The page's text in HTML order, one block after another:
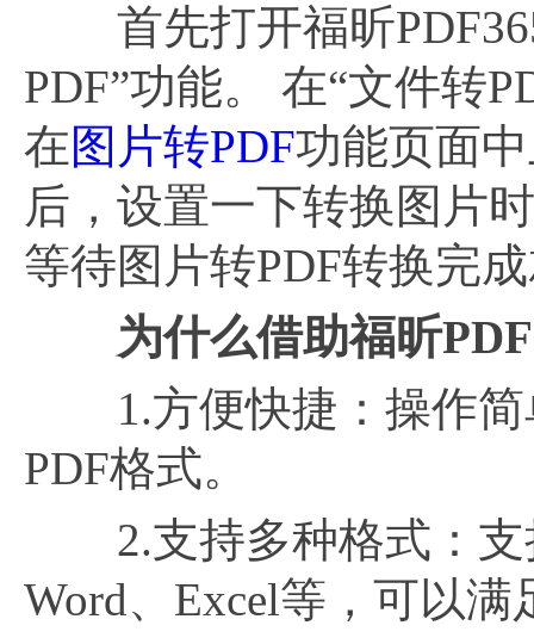
首先打开福昕
PDF”功能。 在“文件转
在图片转PDF功能页面
后，设置一下转换图片
等待图片转PDF转换完
为什么借助福昕
1.方便快捷：操作简
PDF格式。
2.支持多种格式：支
Word、Excel等，可以